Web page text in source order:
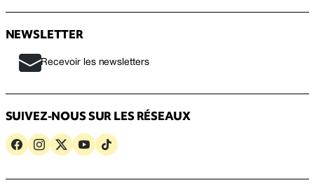
NEWSLETTER
Recevoir les newsletters
SUIVEZ-NOUS SUR LES RÉSEAUX